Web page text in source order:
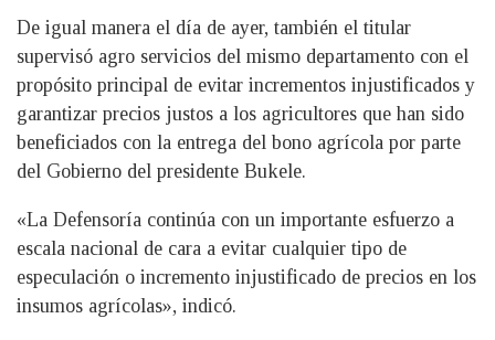
De igual manera el día de ayer, también el titular
supervisó agro servicios del mismo departamento con el
propósito principal de evitar incrementos injustificados y
garantizar precios justos a los agricultores que han sido
beneficiados con la entrega del bono agrícola por parte
del Gobierno del presidente Bukele.
«La Defensoría continúa con un importante esfuerzo a
escala nacional de cara a evitar cualquier tipo de
especulación o incremento injustificado de precios en los
insumos agrícolas», indicó.